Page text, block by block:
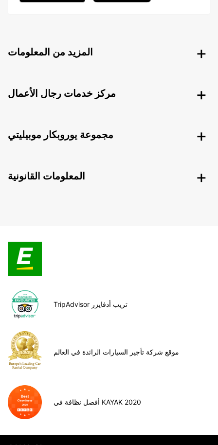
المزيد من المعلومات
مركز خدمات رجال الأعمال
مجموعة يوروبكار موبيليتي
المعلومات القانونية
TripAdvisor تريب أدفايزر
موقع شركة تأجير السيارات الرائدة في العالم
أفضل نظافة في KAYAK 2020